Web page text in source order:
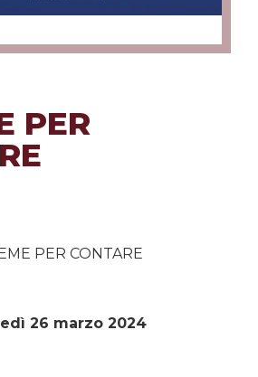
PER
PER CONTARE
26 marzo 2024